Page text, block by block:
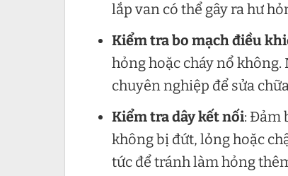
lắp van có thể gây ra hư
Kiểm tra bo mạch điều
hỏng hoặc cháy nổ
chuyên nghiệp để sửa
Kiểm tra dây kết nối: Đảm
không bị đứt, lỏng hoặc
tức để tránh làm hỏng